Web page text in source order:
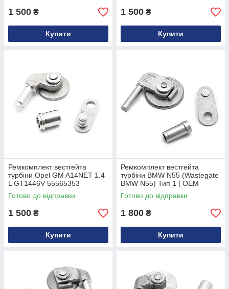
1 500 ₴
Купити
1 500 ₴
Купити
Ремкомплект вестгейта
турбіни Opel GM A14NET 1.4
L GT1446V 55565353
Готово до відправки
1 500 ₴
Купити
Ремкомплект вестгейта
турбіни BMW N55 (Wastegate
BMW N55) Тип 1 | OEM
11657636423
Готово до відправки
1 800 ₴
Купити